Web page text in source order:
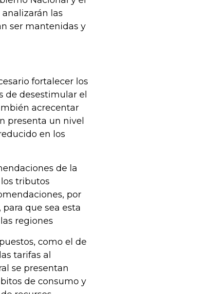
las
ser mantenidas y
fortalecer los
de desestimular el
acrecentar
presenta un nivel
en los
de la
tributos
por
que sea esta
regiones
como el de
tarifas al
se presentan
de consumo y